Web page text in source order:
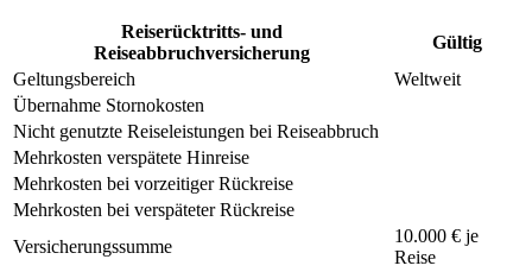
Reiserücktritts- und
Reiseabbruchversicherung
Gültig
Geltungsbereich
Weltweit
Übernahme Stornokosten
Nicht genutzte Reiseleistungen bei Reiseabbruch
Mehrkosten verspätete Hinreise
Mehrkosten bei vorzeitiger Rückreise
Mehrkosten bei verspäteter Rückreise
Versicherungssumme
10.000 € je
Reise